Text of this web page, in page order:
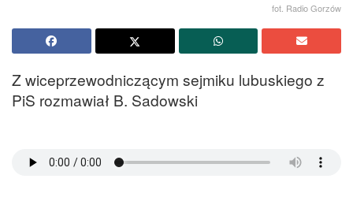
fot. Radio Gorzów
Z wiceprzewodniczącym sejmiku lubuskiego z
PiS rozmawiał B. Sadowski